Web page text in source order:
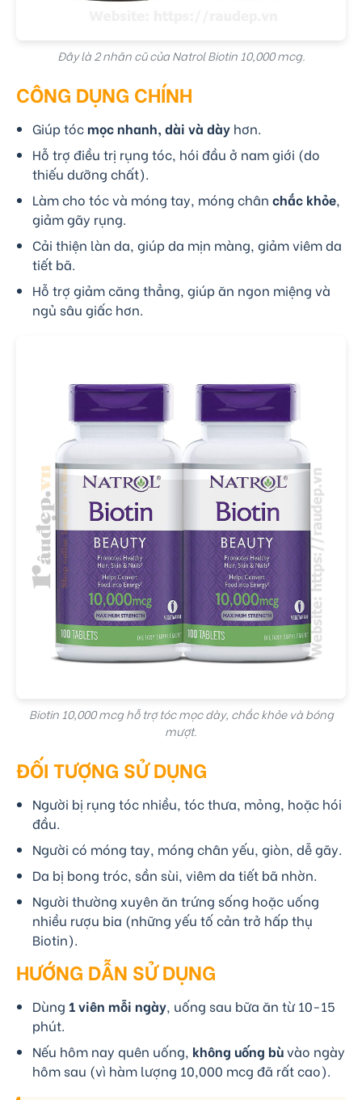
Đây là 2 nhãn cũ của Natrol Biotin 10,000 mcg.
CÔNG DỤNG CHÍNH
Giúp tóc mọc nhanh, dài và dày hơn.
Hỗ trợ điều trị rụng tóc, hói đầu ở nam giới (do
thiếu dưỡng chất).
Làm cho tóc và móng tay, móng chân chắc khỏe,
giảm gãy rụng.
Cải thiện làn da, giúp da mịn màng, giảm viêm da
tiết bã.
Hỗ trợ giảm căng thẳng, giúp ăn ngon miệng và
ngủ sâu giấc hơn.
Biotin 10,000 mcg hỗ trợ tóc mọc dày, chắc khỏe và bóng
mượt.
ĐỐI TƯỢNG SỬ DỤNG
Người bị rụng tóc nhiều, tóc thưa, mỏng, hoặc hói
đầu.
Người có móng tay, móng chân yếu, giòn, dễ gãy.
Da bị bong tróc, sần sùi, viêm da tiết bã nhờn.
Người thường xuyên ăn trứng sống hoặc uống
nhiều rượu bia (những yếu tố cản trở hấp thụ
Biotin).
HƯỚNG DẪN SỬ DỤNG
Dùng 1 viên mỗi ngày, uống sau bữa ăn từ 10-15
phút.
Nếu hôm nay quên uống, không uống bùvào ngày
hôm sau (vì hàm lượng 10,000 mcg đã rất cao).